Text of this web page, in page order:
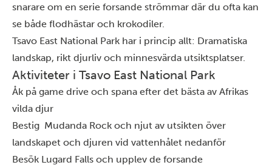
snarare om en serie forsande strömmar där du ofta kan
se både flodhästar och krokodiler.
Tsavo East National Park har i princip allt: Dramatiska
landskap, rikt djurliv och minnesvärda utsiktsplatser.
Aktiviteter i Tsavo East National Park
Åk på game drive och spana efter det bästa av Afrikas
vilda djur
Bestig Mudanda Rock och njut av utsikten över
landskapet och djuren vid vattenhålet nedanför
Besök Lugard Falls och upplev de forsande